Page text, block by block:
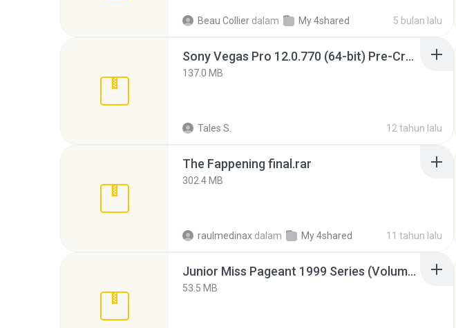
Beau Collier dalam My 4shared 5 bulan lalu
Sony Vegas Pro 12.0.770 (64-bit) Pre-Cracked.zip
137.0 MB
Tales S. 12 tahun lalu
The Fappening final.rar
302.4 MB
raulmedinax dalam My 4shared 11 tahun lalu
Junior Miss Pageant 1999 Series (Volume I Part I NC 6).7z
53.5 MB